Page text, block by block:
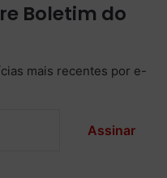
Boletim do
mais recentes por e-
Assinar